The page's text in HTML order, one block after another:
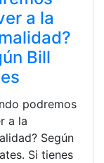
a la
Bill
podremos
a la
Según
Si tienes